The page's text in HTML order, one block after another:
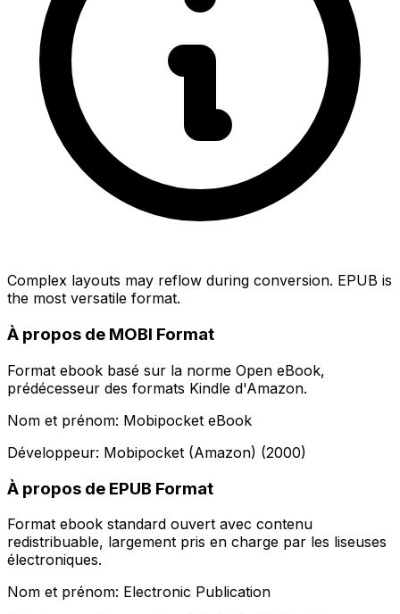
Complex layouts may reflow during conversion. EPUB is
the most versatile format.
À propos de MOBI Format
Format ebook basé sur la norme Open eBook,
prédécesseur des formats Kindle d'Amazon.
Nom et prénom: Mobipocket eBook
Développeur: Mobipocket (Amazon) (2000)
À propos de EPUB Format
Format ebook standard ouvert avec contenu
redistribuable, largement pris en charge par les liseuses
électroniques.
Nom et prénom: Electronic Publication